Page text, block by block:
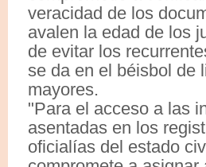
veracidad de los
avalen la edad de los
de evitar los
se da en el béisbol de
mayores.
"Para el acceso a las
asentadas en los
oficialías del estado